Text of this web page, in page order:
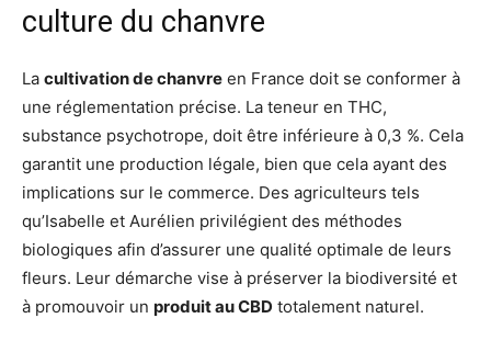
culture du chanvre
La cultivation de chanvre en France doit se conformer à
une réglementation précise. La teneur en THC,
substance psychotrope, doit être inférieure à 0,3 %. Cela
garantit une production légale, bien que cela ayant des
implications sur le commerce. Des agriculteurs tels
qu’Isabelle et Aurélien privilégient des méthodes
biologiques afin d’assurer une qualité optimale de leurs
fleurs. Leur démarche vise à préserver la biodiversité et
à promouvoir un produit au CBD totalement naturel.